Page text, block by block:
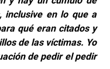
inclusive en lo que a
qué eran citados y
de las víctimas. Yo
de pedir el pedir